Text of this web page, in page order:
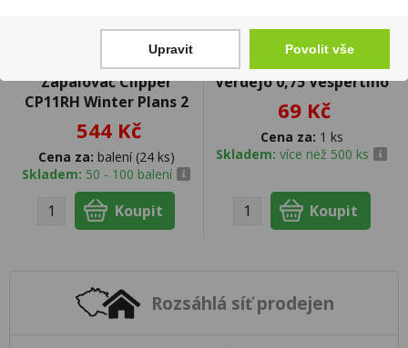
Zapalovač Clipper
CP11RH Winter Plans 2
544 Kč
Cena za: balení (24 ks)
Skladem: 50 - 100 balení
Verdejo 0,75 Vespertino
69 Kč
Cena za: 1 ks
Skladem: více než 500 ks
Rozsáhlá síť prodejen
Upravit Povolit vše